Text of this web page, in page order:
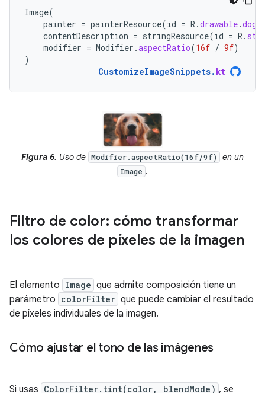
Image(
painter = painterResource(id = R .drawable.dog
contentDescription = stringResource(id = R .
modifier = Modifier .aspectRatio(16f / 9f)
)
CustomizeImageSnippets. kt
Figura 6. Uso de Modifier.aspectRatio(16f/9f) en un
Image .
Filtro de color: cómo transformar
los colores de píxeles de la imagen
El elemento Image que admite composición tiene un
parámetro colorFilter que puede cambiar el resultado
de píxeles individuales de la imagen.
Cómo ajustar el tono de las imágenes
Si usas ColorFilter.tint(color, blendMode) , se